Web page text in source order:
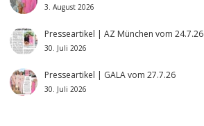
3. August 2026
Presseartikel | AZ München vom 24.7.26
30. Juli 2026
Presseartikel | GALA vom 27.7.26
30. Juli 2026